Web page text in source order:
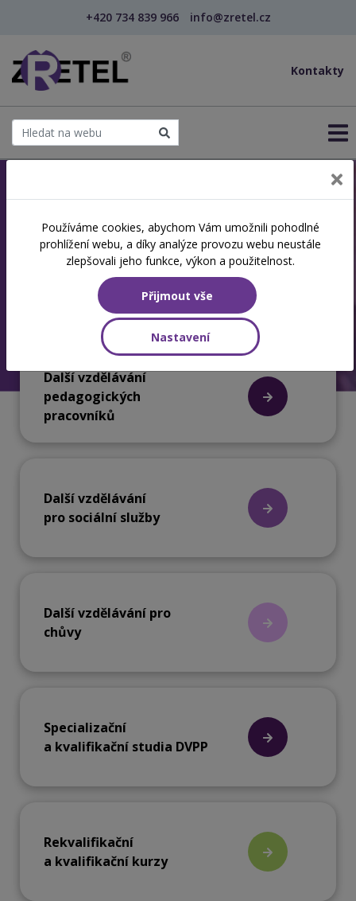
+420 734 839 966 info@zretel.cz
Kontakty
Jsme akreditovaná
vzdělávací instituce
Specializujeme se na další vzdělávání a
rekvalifikace
Další vzdělávání
pedagogických
pracovníků
Další vzdělávání
pro sociální služby
Další vzdělávání pro
chůvy
Specializační
a kvalifikační studia DVPP
Rekvalifikační
a kvalifikační kurzy
Používáme cookies, abychom Vám umožnili pohodlné
prohlížení webu, a díky analýze provozu webu neustále
zlepšovali jeho funkce, výkon a použitelnost.
Přijmout vše
Nastavení